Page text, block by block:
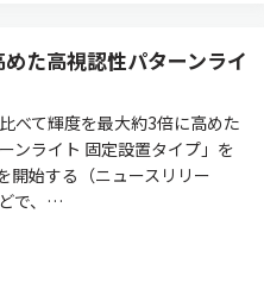
た高視認性パターンライ
べて輝度を最大約3倍に高めた
ンライト 固定設置タイプ」を
開始する（ニュースリリー
で、…